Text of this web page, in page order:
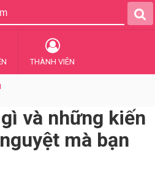
THÀNH VIÊN
và những kiến
mà bạn